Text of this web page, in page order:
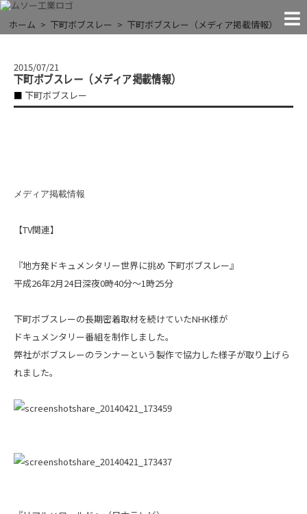
お知らせ
「●●すぎる」に挑戦する
試験治具
実験装置
設 備
会社案内
採 用
お問い合わせ
NEWS
ホーム 下町ボブスレー 下町ボブスレー（メディア掲載情報）
2015/07/21
下町ボブスレー（メディア掲載情報）
下町ボブスレー
メディア掲載情報
【TV関連】
『地方発ドキュメンタリー世界に挑め 下町ボブスレー』
平成26年2月24日深夜0時40分～1時25分
下町ボブスレーの長期密着取材を続けていたNHK様が
ドキュメンタリー番組を制作しました。
弊社がボブスレーのランナーという製作で協力した様子が取り上げら
れました。